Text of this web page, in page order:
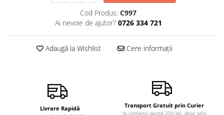
Non-dualitate
Alimentație
Creștinism
Relații de cuplu
Cod Produs: C997
Ai nevoie de ajutor? 0726 334 721
Adaugă la Wishlist Cere informații
Livrare Rapidă Transport Gratuit prin Curier
la comenzi peste 250 lei, doar prin